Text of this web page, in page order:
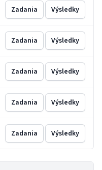
Zadania Výsledky
Zadania Výsledky
Zadania Výsledky
Zadania Výsledky
Zadania Výsledky